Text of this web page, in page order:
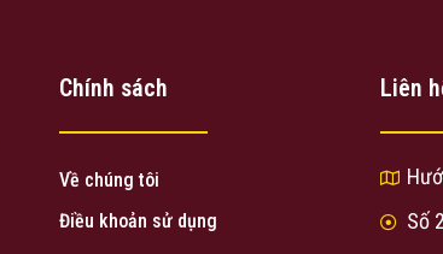
Chính sách
Về chúng tôi
Điều khoản sử dụng
Liên
Số